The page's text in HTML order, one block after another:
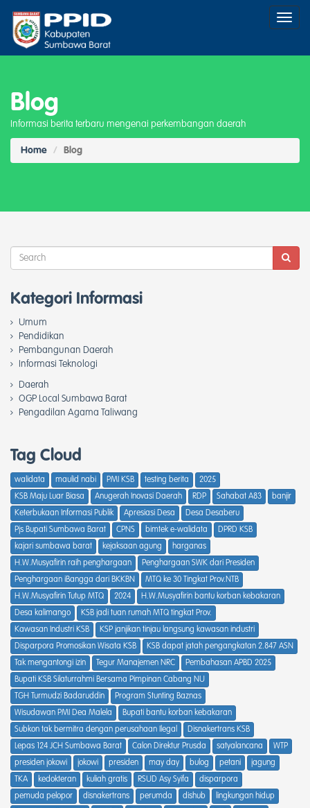
Toggle
Blog
Informasi berita terbaru mengenai perkembangan daerah
Home Blog
Kategori Informasi
Umum
Pendidikan
Pembangunan Daerah
Informasi Teknologi
Daerah
OGP Local Sumbawa Barat
Pengadilan Agama Taliwang
Tag Cloud
walidata maulid nabi PMI KSB testing berita
2025
KSB Maju Luar Biasa
Anugerah Inovasi Daerah RDP Sahabat A83
banjir
Keterbukaan Informasi Publik
Apresiasi Desa
Desa Desaberu
Pjs Bupati Sumbawa Barat
CPNS bimtek e-walidata
DPRD KSB
kajari sumbawa barat
kejaksaan agung
harganas
H.W.Musyafirin raih penghargaan
Penghargaan SWK dari Presiden
Penghargaan iBangga dari BKKBN
MTQ ke 30 Tingkat Prov.NTB
H.W.Musyafirin Tutup MTQ
2024
H.W.Musyafirin bantu korban kebakaran
Desa kalimango
KSB jadi tuan rumah MTQ tingkat Prov.
Kawasan Industri KSB
KSP janjikan tinjau langsung kawasan industri
Disparpora Promosikan Wisata KSB
KSB dapat jatah pengangkatan 2.847 ASN
Tak mengantongi izin
Tegur Manajemen NRC
Pembahasan APBD 2025
Bupati KSB Silaturrahmi Bersama Pimpinan Cabang NU
TGH Turmudzi Badaruddin
Program Stunting Baznas
Wisudawan PMI Dea Malela
Bupati bantu korban kebakaran
Subkon tak bermitra dengan perusahaan Ilegal
Disnakertrans KSB
Lepas 124 JCH Sumbawa Barat
Calon Direktur Prusda satyalancana
WTP
presiden jokowi
jokowi presiden may day bulog petani
jagung
TKA
kedokteran kuliah gratis RSUD Asy Syifa
disparpora
pemuda pelopor
disnakertrans perumda dishub
lingkungan hidup